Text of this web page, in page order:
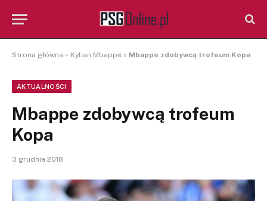
Strona główna » Kylian Mbappé » Mbappe zdobywcą trofeum Kopa
AKTUALNOŚCI
Mbappe zdobywcą trofeum
Kopa
3 grudnia 2018